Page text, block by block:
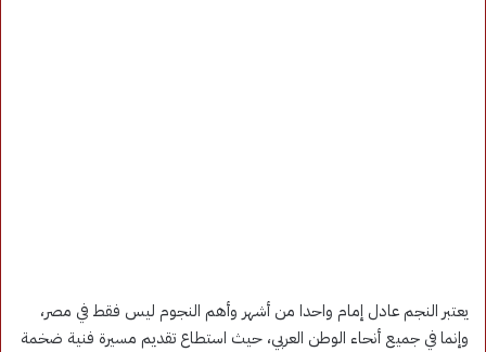
يعتبر النجم عادل إمام واحدا من أشهر وأهم النجوم ليس فقط في مصر،
وإنما في جميع أنحاء الوطن العربي، حيث استطاع تقديم مسيرة فنية ضخمة